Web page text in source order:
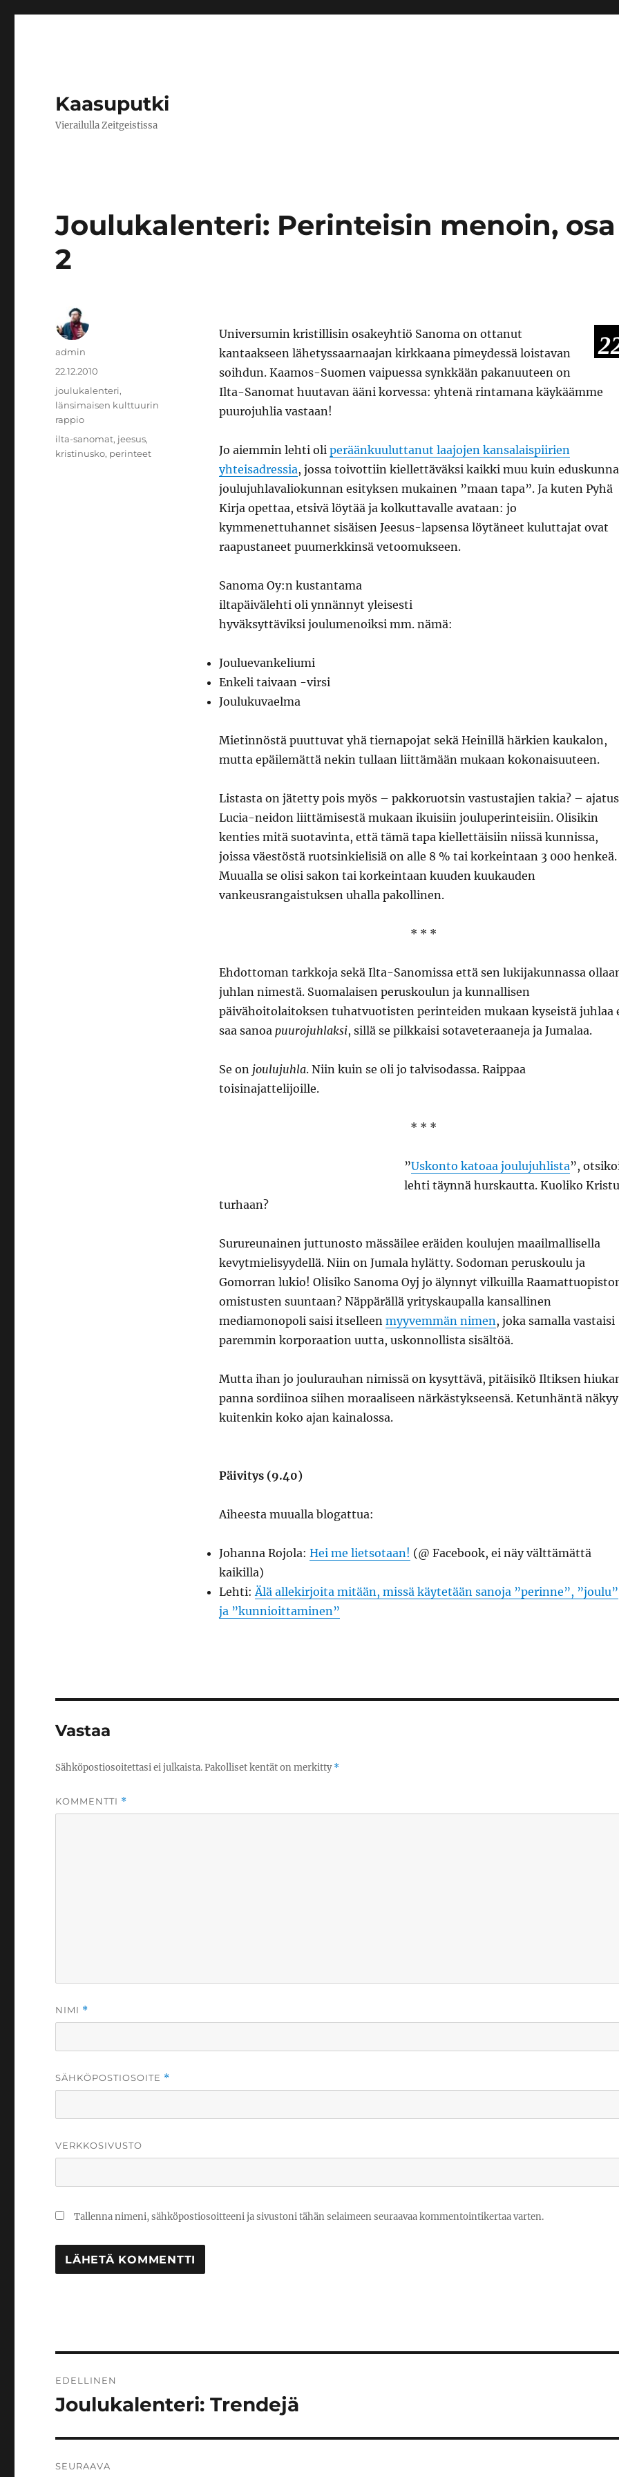
Kaasuputki
Vierailulla Zeitgeistissa
Joulukalenteri: Perinteisin menoin, osa
2
Universumin kristillisin osakeyhtiö Sanoma on ottanut
kantaakseen lähetyssaarnaajan kirkkaana pimeydessä loistavan
soihdun. Kaamos-Suomen vaipuessa synkkään pakanuuteen on
Ilta-Sanomat huutavan ääni korvessa: yhtenä rintamana käykäämme
puurojuhlia vastaan!
Jo aiemmin lehti oli peräänkuuluttanut laajojen kansalaispiirien
yhteisadressia, jossa toivottiin kiellettäväksi kaikki muu kuin
joulujuhlavaliokunnan esityksen mukainen ”maan tapa”. Ja kuten Pyhä
Kirja opettaa, etsivä löytää ja kolkuttavalle avataan: jo
kymmenettuhannet sisäisen Jeesus-lapsensa löytäneet kuluttajat ovat
raapustaneet puumerkkinsä vetoomukseen.
Sanoma Oy:n kustantama
iltapäivälehti oli ynnännyt yleisesti
hyväksyttäviksi joulumenoiksi mm. nämä:
Jouluevankeliumi
Enkeli taivaan -virsi
Joulukuvaelma
Mietinnöstä puuttuvat yhä tiernapojat sekä Heinillä härkien kaukalon,
mutta epäilemättä nekin tullaan liittämään mukaan kokonaisuuteen.
Listasta on jätetty pois myös – pakkoruotsin vastustajien takia? – ajatus
Lucia-neidon liittämisestä mukaan ikuisiin jouluperinteisiin. Olisikin
kenties mitä suotavinta, että tämä tapa kiellettäisiin niissä kunnissa,
joissa väestöstä ruotsinkielisiä on alle 8 % tai korkeintaan 3 000 henkeä.
Muualla se olisi sakon tai korkeintaan kuuden kuukauden
vankeusrangaistuksen uhalla pakollinen.
* * *
Ehdottoman tarkkoja sekä Ilta-Sanomissa että sen lukijakunnassa
juhlan nimestä. Suomalaisen peruskoulun ja kunnallisen
päivähoitolaitoksen tuhatvuotisten perinteiden mukaan kyseistä juhlaa
saa sanoa puurojuhlaksi, sillä se pilkkaisi sotaveteraaneja ja Jumalaa.
Se onjoulujuhla. Niin kuin se oli jo talvisodassa. Raippaa
toisinajattelijoille.
* * *
”Uskonto katoaa joulujuhlista”,
lehti täynnä hurskautta. Kuoliko
turhaan?
Surureunainen juttunosto mässäilee eräiden koulujen maailmallisella
kevytmielisyydellä. Niin on Jumala hylätty. Sodoman peruskoulu ja
Gomorran lukio! Olisiko Sanoma Oyj jo älynnyt vilkuilla
omistusten suuntaan? Näppärällä yrityskaupalla kansallinen
mediamonopoli saisi itselleen myyvemmän nimen, joka samalla vastaisi
paremmin korporaation uutta, uskonnollista sisältöä.
Mutta ihan jo joulurauhan nimissä on kysyttävä, pitäisikö Iltiksen
panna sordiinoa siihen moraaliseen närkästykseensä. Ketunhäntä näkyy
kuitenkin koko ajan kainalossa.
Päivitys (9.40)
Aiheesta muualla blogattua:
Johanna Rojola: Hei me lietsotaan! (@ Facebook, ei näy välttämättä
kaikilla)
Lehti:Älä allekirjoita mitään, missä käytetään sanoja ”perinne”, ”joulu”
ja ”kunnioittaminen”
Kirjoittaja
admin
Julkaistu
22.12.2010
Kategoriat
joulukalenteri,
länsimaisen kulttuurin
rappio
Avainsanat
ilta-sanomat, jeesus,
kristinusko, perinteet
Vastaa
Sähköpostiosoitettasi ei julkaista.Pakolliset kentät on merkitty*
KOMMENTTI *
NIMI *
SÄHKÖPOSTIOSOITE *
VERKKOSIVUSTO
Tallenna nimeni, sähköpostiosoitteeni ja sivustoni tähän selaimeen seuraavaa kommentointikertaa varten.
selaus
EDELLINEN
Edellinen
Joulukalenteri: Trendejä
SEURAAVA